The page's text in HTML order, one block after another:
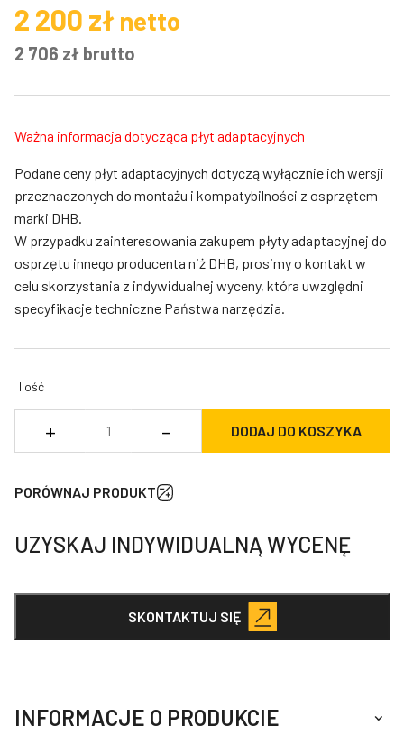
2 200 zł netto
2 706 zł brutto
Ważna informacja dotycząca płyt adaptacyjnych
Podane ceny płyt adaptacyjnych dotyczą wyłącznie ich wersji
przeznaczonych do montażu i kompatybilności z osprzętem
marki DHB.
W przypadku zainteresowania zakupem płyty adaptacyjnej do
osprzętu innego producenta niż DHB, prosimy o kontakt w
celu skorzystania z indywidualnej wyceny, która uwzględni
specyfikacje techniczne Państwa narzędzia.
Ilość
+
Płyta
Wacker-
HS
– DODAJ DO KOSZYKA
PORÓWNAJ PRODUKT
UZYSKAJ INDYWIDUALNĄ WYCENĘ
SKONTAKTUJ SIĘ
INFORMACJE O PRODUKCIE